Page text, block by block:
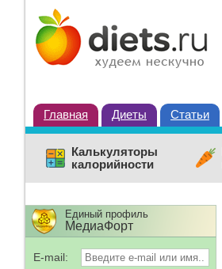
Главная Диеты Статьи
Калькуляторы
калорийности
Единый профиль
МедиаФорт
E-mail: